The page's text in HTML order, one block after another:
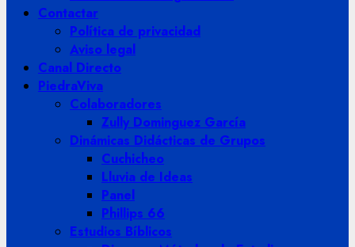
Contactar
Política de privacidad
Aviso legal
Canal Directo
PiedraViva
Colaboradores
Zully Dominguez García
Dinámicas Didácticas de Grupos
Cuchicheo
Lluvia de Ideas
Panel
Phillips 66
Estudios Bíblicos